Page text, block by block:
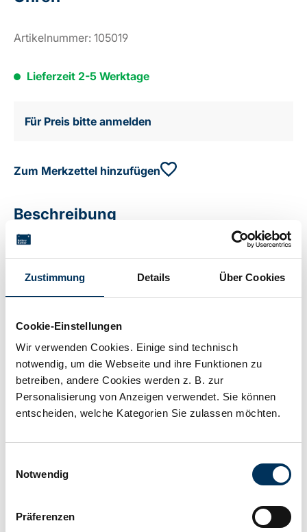
Zustimmung Details Über Cookies
Cookie-Einstellungen
Wir verwenden Cookies. Einige sind technisch
notwendig, um die Webseite und ihre Funktionen zu
betreiben, andere Cookies werden z. B. zur
Personalisierung von Anzeigen verwendet. Sie können
entscheiden, welche Kategorien Sie zulassen möchten.
Notwendig
Präferenzen
Artikelnummer: 105019
Lieferzeit 2-5 Werktage
Für Preis bitte anmelden
Zum Merkzettel hinzufügen
Beschreibung
Spannung: 1,5V
Kapazität: 0,021Ah